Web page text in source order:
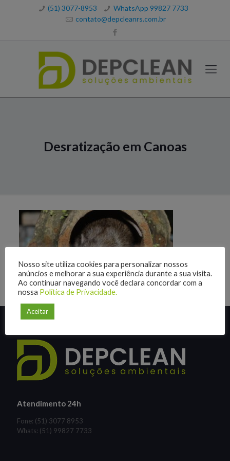
(51) 3077-8953
WhatsApp 99827 7733
contato@depcleanrs.com.br
Desratização em Canoas
Atendimento 24h
Fone: (51) 3077 8953
Whats: (51) 99827 7733
Nosso site utiliza cookies para personalizar nossos
anúncios e melhorar a sua experiência durante a sua visita.
Ao continuar navegando você declara concordar com a
nossa Política de Privacidade.
Aceitar